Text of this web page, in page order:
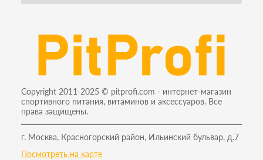
Copyright 2011-2025 © pitprofi.com - интернет-магазин
спортивного питания, витаминов и аксессуаров. Все
права защищены.
г. Москва, Красногорский район, Ильинский бульвар, д.7
Посмотреть на карте